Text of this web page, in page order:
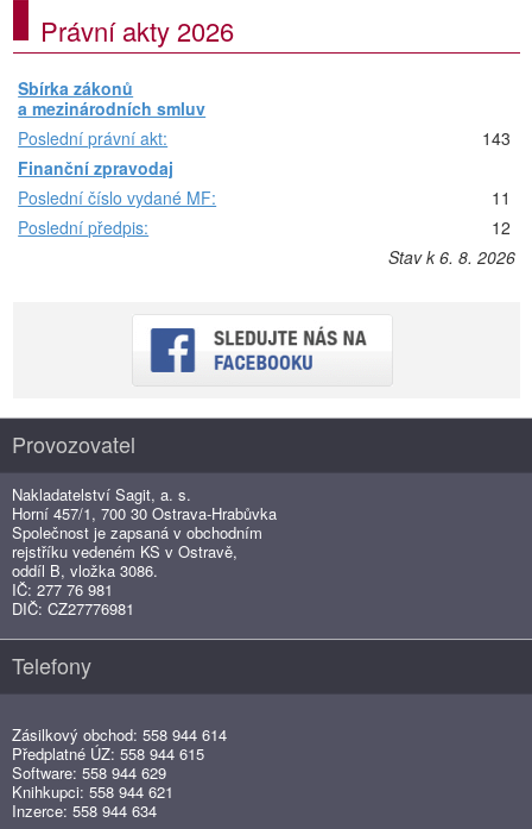
Právní akty 2026
Sbírka zákonů
a mezinárodních smluv
Poslední právní akt:
143
Finanční zpravodaj
Poslední číslo vydané MF:
11
Poslední předpis:
12
Stav k 6. 8. 2026
Provozovatel
Nakladatelství Sagit, a. s.
Horní 457/1, 700 30 Ostrava-Hrabůvka
Společnost je zapsaná v obchodním
rejstříku vedeném KS v Ostravě,
oddíl B, vložka 3086.
IČ: 277 76 981
DIČ: CZ27776981
Telefony
Zásilkový obchod: 558 944 614
Předplatné ÚZ: 558 944 615
Software: 558 944 629
Knihkupci: 558 944 621
Inzerce: 558 944 634